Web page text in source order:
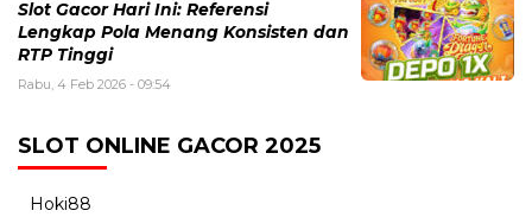
Slot Gacor Hari Ini: Referensi
Lengkap Pola Menang Konsisten dan
RTP Tinggi
Rabu, 4 Feb 2026 - 09:54
SLOT ONLINE GACOR 2025
Hoki88